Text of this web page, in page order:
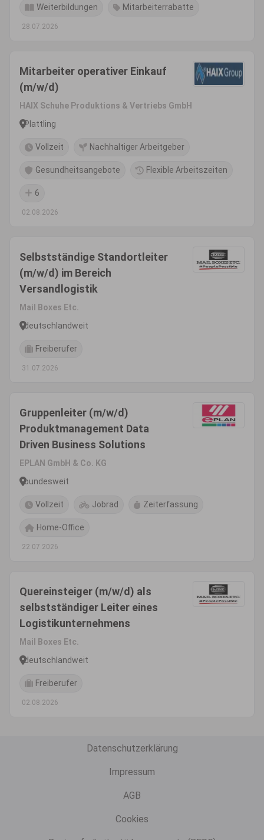
Weiterbildungen Mitarbeiterrabatte
28.07.2026
Mitarbeiter operativer Einkauf
(m/w/d)
HAIX Schuhe Produktions & Vertriebs GmbH
Plattling
Vollzeit Nachhaltiger Arbeitgeber
Gesundheitsangebote Flexible Arbeitszeiten
6
02.08.2026
Selbstständige Standortleiter
(m/w/d) im Bereich
Versandlogistik
Mail Boxes Etc.
deutschlandweit
Freiberufer
31.07.2026
Gruppenleiter (m/w/d)
Produktmanagement Data
Driven Business Solutions
EPLAN GmbH & Co. KG
bundesweit
Vollzeit Jobrad Zeiterfassung
Home-Office
22.07.2026
Quereinsteiger (m/w/d) als
selbstständiger Leiter eines
Logistikunternehmens
Mail Boxes Etc.
deutschlandweit
Freiberufer
02.08.2026
Datenschutzerklärung
Impressum
AGB
Cookies